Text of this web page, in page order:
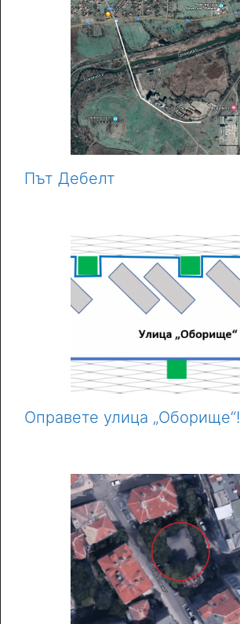
Път Дебелт
Оправете улица „Оборище“!